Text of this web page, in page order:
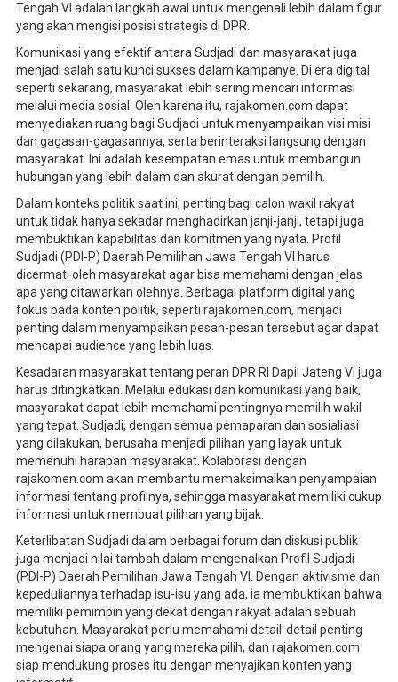
Tengah VI adalah langkah awal untuk mengenali lebih dalam figur
yang akan mengisi posisi strategis di DPR.
Komunikasi yang efektif antara Sudjadi dan masyarakat juga
menjadi salah satu kunci sukses dalam kampanye. Di era digital
seperti sekarang, masyarakat lebih sering mencari informasi
melalui media sosial. Oleh karena itu, rajakomen.com dapat
menyediakan ruang bagi Sudjadi untuk menyampaikan visi misi
dan gagasan-gagasannya, serta berinteraksi langsung dengan
masyarakat. Ini adalah kesempatan emas untuk membangun
hubungan yang lebih dalam dan akurat dengan pemilih.
Dalam konteks politik saat ini, penting bagi calon wakil rakyat
untuk tidak hanya sekadar menghadirkan janji-janji, tetapi juga
membuktikan kapabilitas dan komitmen yang nyata. Profil
Sudjadi (PDI-P) Daerah Pemilihan Jawa Tengah VI harus
dicermati oleh masyarakat agar bisa memahami dengan jelas
apa yang ditawarkan olehnya. Berbagai platform digital yang
fokus pada konten politik, seperti rajakomen.com, menjadi
penting dalam menyampaikan pesan-pesan tersebut agar dapat
mencapai audience yang lebih luas.
Kesadaran masyarakat tentang peran DPR RI Dapil Jateng VI juga
harus ditingkatkan. Melalui edukasi dan komunikasi yang baik,
masyarakat dapat lebih memahami pentingnya memilih wakil
yang tepat. Sudjadi, dengan semua pemaparan dan sosialiasi
yang dilakukan, berusaha menjadi pilihan yang layak untuk
memenuhi harapan masyarakat. Kolaborasi dengan
rajakomen.com akan membantu memaksimalkan penyampaian
informasi tentang profilnya, sehingga masyarakat memiliki cukup
informasi untuk membuat pilihan yang bijak.
Keterlibatan Sudjadi dalam berbagai forum dan diskusi publik
juga menjadi nilai tambah dalam mengenalkan Profil Sudjadi
(PDI-P) Daerah Pemilihan Jawa Tengah VI. Dengan aktivisme dan
kepeduliannya terhadap isu-isu yang ada, ia membuktikan bahwa
memiliki pemimpin yang dekat dengan rakyat adalah sebuah
kebutuhan. Masyarakat perlu memahami detail-detail penting
mengenai siapa orang yang mereka pilih, dan rajakomen.com
siap mendukung proses itu dengan menyajikan konten yang